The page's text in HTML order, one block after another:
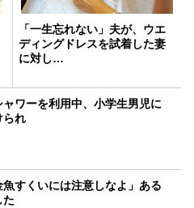
「一生忘れない」夫が、ウエ
ディングドレスを試着した妻
に対し…
ワーを利用中、小学生男児に
られ
魚すくいには注意しなよ」ある
た